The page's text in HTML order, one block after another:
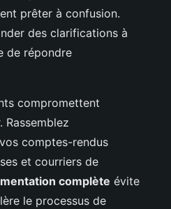
prêter à confusion.
des clarifications à
de répondre
compromettent
Rassemblez
comptes-rendus
et courriers de
complète évite
le processus de